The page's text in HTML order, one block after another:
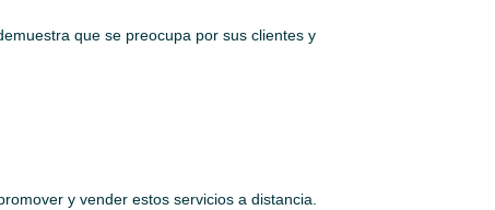
que se preocupa por sus clientes y
y vender estos servicios a distancia.